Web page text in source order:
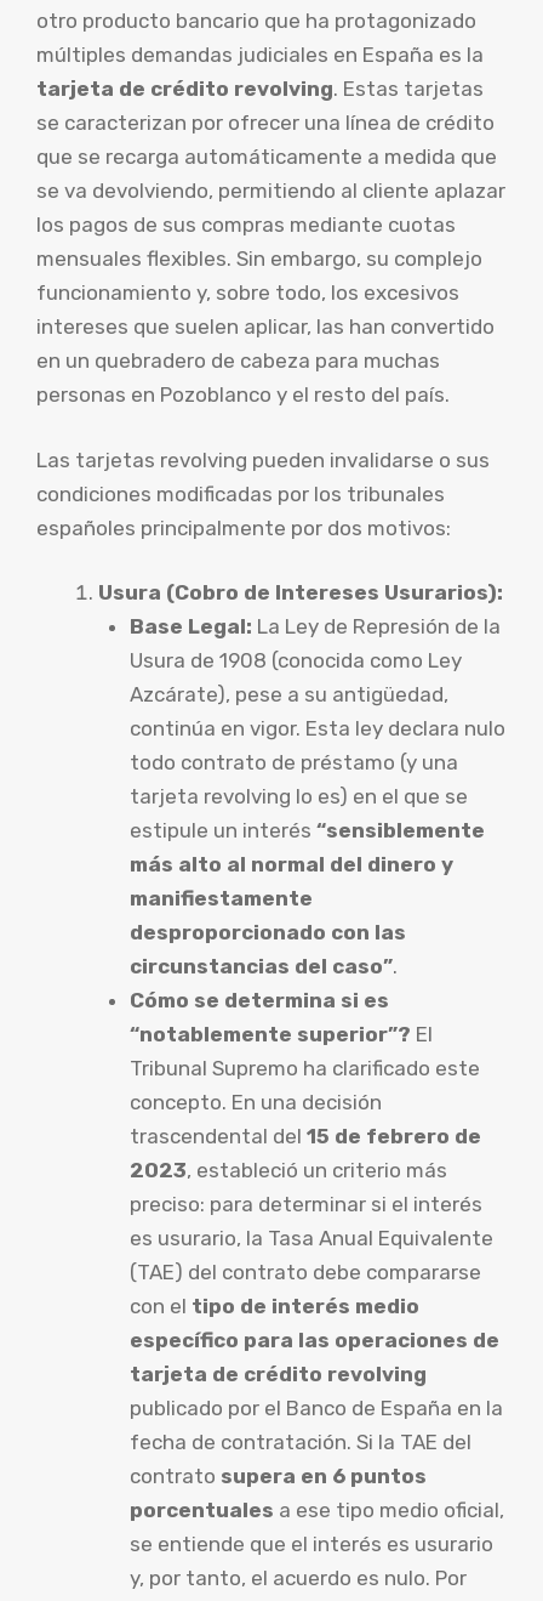
otro producto bancario que ha protagonizado
múltiples demandas judiciales en España es la
tarjeta de crédito revolving. Estas tarjetas
se caracterizan por ofrecer una línea de crédito
que se recarga automáticamente a medida que
se va devolviendo, permitiendo al cliente aplazar
los pagos de sus compras mediante cuotas
mensuales flexibles. Sin embargo, su complejo
funcionamiento y, sobre todo, los excesivos
intereses que suelen aplicar, las han convertido
en un quebradero de cabeza para muchas
personas en Pozoblanco y el resto del país.
Las tarjetas revolving pueden invalidarse o sus
condiciones modificadas por los tribunales
españoles principalmente por dos motivos:
Usura (Cobro de Intereses Usurarios):
Base Legal: La Ley de Represión de la
Usura de 1908 (conocida como Ley
Azcárate), pese a su antigüedad,
continúa en vigor. Esta ley declara nulo
todo contrato de préstamo (y una
tarjeta revolving lo es) en el que se
estipule un interés “sensiblemente
más alto al normal del dinero y
manifiestamente
desproporcionado con las
circunstancias del caso”.
Cómo se determina si es
“notablemente superior”? El
Tribunal Supremo ha clarificado este
concepto. En una decisión
trascendental del 15 de febrero de
2023, estableció un criterio más
preciso: para determinar si el interés
es usurario, la Tasa Anual Equivalente
(TAE) del contrato debe compararse
con el tipo de interés medio
específico para las operaciones de
tarjeta de crédito revolving
publicado por el Banco de España en la
fecha de contratación. Si la TAE del
contrato supera en 6 puntos
porcentuales a ese tipo medio oficial,
se entiende que el interés es usurario
y, por tanto, el acuerdo es nulo. Por